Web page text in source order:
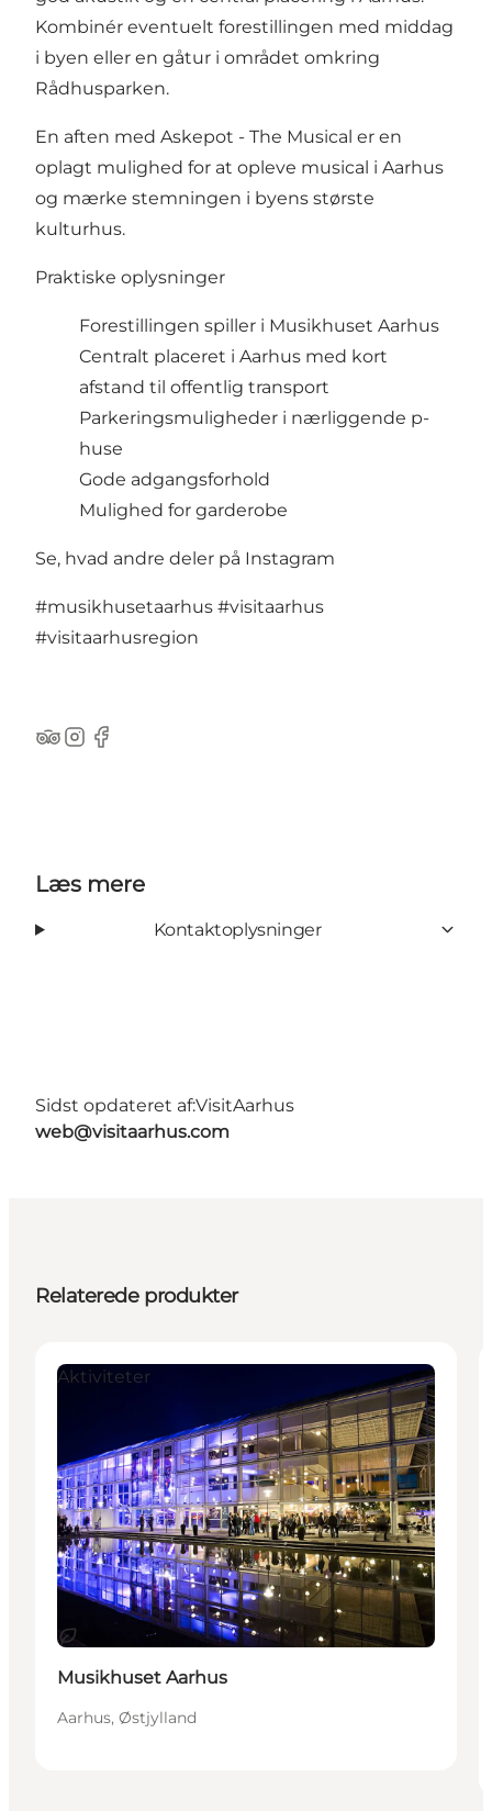
Kombinér eventuelt forestillingen med middag
i byen eller en gåtur i området omkring
Rådhusparken.
En aften med Askepot - The Musical er en
oplagt mulighed for at opleve musical i Aarhus
og mærke stemningen i byens største
kulturhus.
Praktiske oplysninger
Forestillingen spiller i Musikhuset Aarhus
Centralt placeret i Aarhus med kort
afstand til offentlig transport
Parkeringsmuligheder i nærliggende p-
huse
Gode adgangsforhold
Mulighed for garderobe
Se, hvad andre deler på Instagram
#musikhusetaarhus #visitaarhus
#visitaarhusregion
TripAdvisor
Instagram
Facebook
Læs mere
Kontaktoplysninger
Sidst opdateret af:VisitAarhus
web@visitaarhus.com
Relaterede produkter
Bæredygtige oplevelser
Aktiviteter
Musikhuset Aarhus
Aarhus, Østjylland